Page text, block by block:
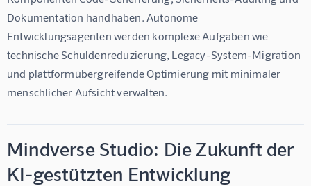
Dokumentation handhaben. Autonome
Entwicklungsagenten werden komplexe Aufgaben wie
technische Schuldenreduzierung, Legacy-System-Migration
und plattformübergreifende Optimierung mit minimaler
menschlicher Aufsicht verwalten.
Mindverse Studio: Die Zukunft der
KI-gestützten Entwicklung